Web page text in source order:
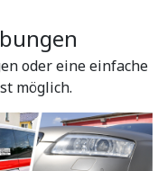
oder eine einfache
möglich.